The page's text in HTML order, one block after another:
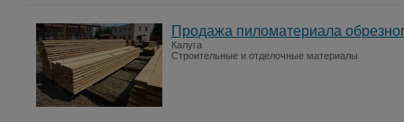
Продажа пиломатериала
Калуга
Строительные и отделочные материалы